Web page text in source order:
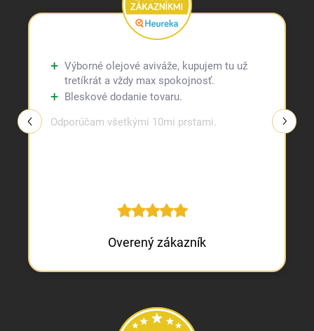
Výborné olejové aviváže, kupujem tu už
tretíkrát a vždy max spokojnosť.
Bleskové dodanie tovaru.
Odporúčam všetkými 10mi prstami.
Overený zákazník